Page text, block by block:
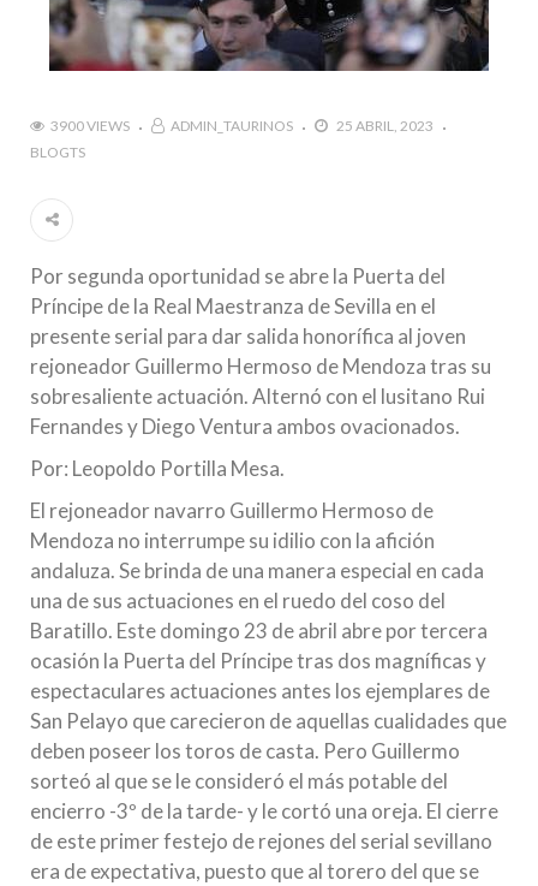
3900 VIEWS ADMIN_TAURINOS
25 ABRIL, 2023
BLOGTS
Por segunda oportunidad se abre la Puerta del
Príncipe de la Real Maestranza de Sevilla en el
presente serial para dar salida honorífica al joven
rejoneador Guillermo Hermoso de Mendoza tras su
sobresaliente actuación. Alternó con el lusitano Rui
Fernandes y Diego Ventura ambos ovacionados.
Por: Leopoldo Portilla Mesa.
El rejoneador navarro Guillermo Hermoso de
Mendoza no interrumpe su idilio con la afición
andaluza. Se brinda de una manera especial en cada
una de sus actuaciones en el ruedo del coso del
Baratillo. Este domingo 23 de abril abre por tercera
ocasión la Puerta del Príncipe tras dos magníficas y
espectaculares actuaciones antes los ejemplares de
San Pelayo que carecieron de aquellas cualidades que
deben poseer los toros de casta. Pero Guillermo
sorteó al que se le consideró el más potable del
encierro -3º de la tarde- y le cortó una oreja. El cierre
de este primer festejo de rejones del serial sevillano
era de expectativa, puesto que al torero del que se